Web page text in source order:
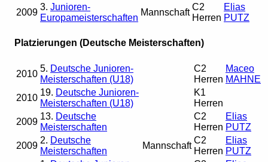
2009
3. Junioren-
Europameisterschaften
Mannschaft
C2
Herren
Elias
PUTZ
Platzierungen (Deutsche Meisterschaften)
2010
5. Deutsche Junioren-
Meisterschaften (U18)
C2
Herren
Maceo
MAHNE
2010
19. Deutsche Junioren-
Meisterschaften (U18)
K1
Herren
2009
13. Deutsche
Meisterschaften
C2
Herren
Elias
PUTZ
2009
2. Deutsche
Meisterschaften
Mannschaft
C2
Herren
Elias
PUTZ